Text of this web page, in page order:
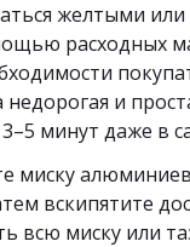
желтыми
расходных
недорогая и
минут даже в
миску
вскипятите
всю миску или